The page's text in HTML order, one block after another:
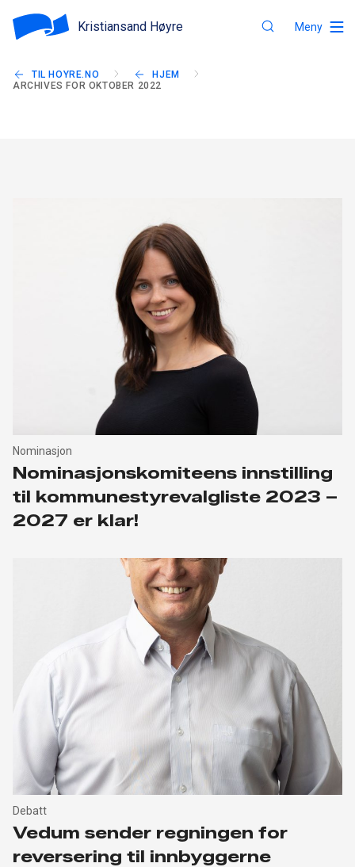
Kristiansand Høyre Meny
TIL HOYRE.NO
HJEM
ARCHIVES FOR OKTOBER 2022
Nominasjon
Nominasjonskomiteens innstilling
til kommunestyrevalgliste 2023 –
2027 er klar!
Debatt
Vedum sender regningen for
reversering til innbyggerne